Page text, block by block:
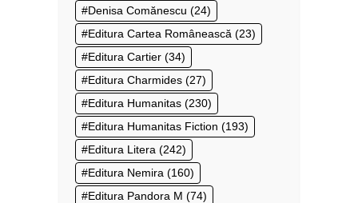
Denisa Comănescu (24)
Editura Cartea Românească (23)
Editura Cartier (34)
Editura Charmides (27)
Editura Humanitas (230)
Editura Humanitas Fiction (193)
Editura Litera (242)
Editura Nemira (160)
Editura Pandora M (74)